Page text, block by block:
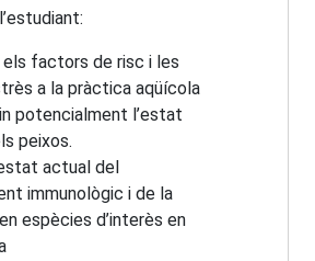
factors de risc i les
a la pràctica aqüícola
potencialment l’estat
peixos.
actual del
immunològic i de la
espècies d’interès en